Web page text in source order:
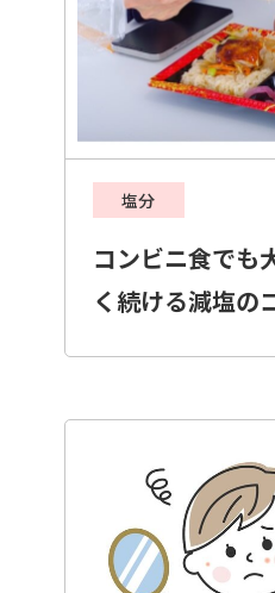
塩分
コンビニ食でも
く続ける減塩の